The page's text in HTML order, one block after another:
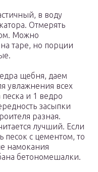
в воду
Отмерять
Можно
таре, но порции
щебня, даем
увлажнения всех
и 1 ведро
засыпки
разная.
лучший. Если
песок с цементом, то
намокания
бетономешалки.